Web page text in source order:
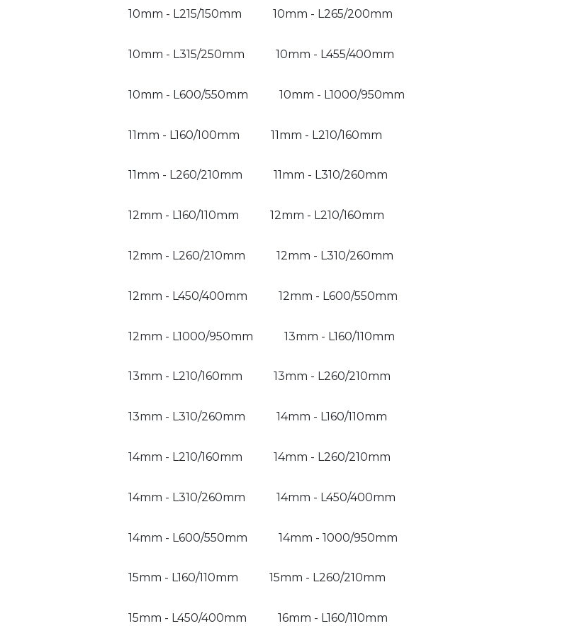
10mm - L215/150mm 10mm - L265/200mm
10mm - L315/250mm 10mm - L455/400mm
10mm - L600/550mm 10mm - L1000/950mm
11mm - L160/100mm 11mm - L210/160mm
11mm - L260/210mm 11mm - L310/260mm
12mm - L160/110mm 12mm - L210/160mm
12mm - L260/210mm 12mm - L310/260mm
12mm - L450/400mm 12mm - L600/550mm
12mm - L1000/950mm 13mm - L160/110mm
13mm - L210/160mm 13mm - L260/210mm
13mm - L310/260mm 14mm - L160/110mm
14mm - L210/160mm 14mm - L260/210mm
14mm - L310/260mm 14mm - L450/400mm
14mm - L600/550mm 14mm - 1000/950mm
15mm - L160/110mm 15mm - L260/210mm
15mm - L450/400mm 16mm - L160/110mm